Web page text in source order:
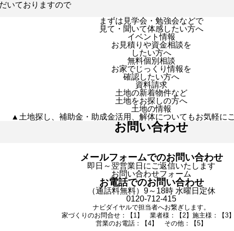
いておりますので
まずは見学会・勉強会などで
見て・聞いて体感したい方へ
イベント情報
お見積りや資金相談を
したい方へ
無料個別相談
お家でじっくり情報を
確認したい方へ
資料請求
土地の新着物件など
土地をお探しの方へ
土地の情報
▲土地探し、補助金・助成金活用、解体についてもお気軽に
お問い合わせ
メールフォームでのお問い合わせ
即日～翌営業日にご返信いたします
お問い合わせフォーム
お電話でのお問い合わせ
（通話料無料）9～18時 水曜日定休
0120-712-415
ナビダイヤルで担当者へお繋ぎします。
家づくりのお問合せ：【1】 業者様：【2】施主様：【3
営業のお電話：【4】 その他：【5】